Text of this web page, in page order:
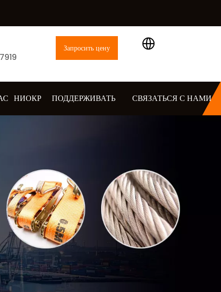
Запросить цену
НИОКР ПОДДЕРЖИВАТЬ СВЯЗАТЬСЯ С НАМИ